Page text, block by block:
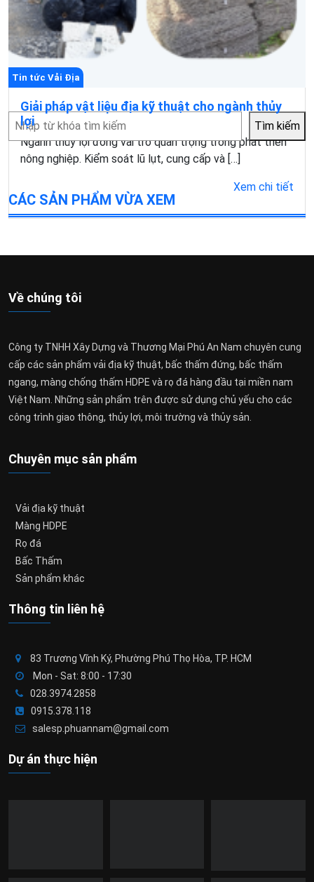
Tin tức Vải Địa
Giải pháp vật liệu địa kỹ thuật cho ngành thủy
lợi
Ngành thủy lợi đóng vai trò quan trọng trong phát triển
nông nghiệp. Kiểm soát lũ lụt, cung cấp và […]
Xem chi tiết
Tìm
kiếm
Tìm kiếm
CÁC SẢN PHẨM VỪA XEM
Về chúng tôi
Công ty TNHH Xây Dựng và Thương Mại Phú An Nam chuyên cung
cấp các sản phẩm vải địa kỹ thuật, bấc thấm đứng, bấc thấm
ngang, màng chống thấm HDPE và rọ đá hàng đầu tại miền nam
Việt Nam. Những sản phẩm trên được sử dụng chủ yếu cho các
công trình giao thông, thủy lợi, môi trường và thủy sản.
Chuyên mục sản phẩm
Vải địa kỹ thuật
Màng HDPE
Rọ đá
Bấc Thấm
Sản phẩm khác
Thông tin liên hệ
83 Trương Vĩnh Ký, Phường Phú Thọ Hòa, TP. HCM
Mon - Sat: 8:00 - 17:30
028.3974.2858
0915.378.118
salesp.phuannam@gmail.com
Dự án thực hiện